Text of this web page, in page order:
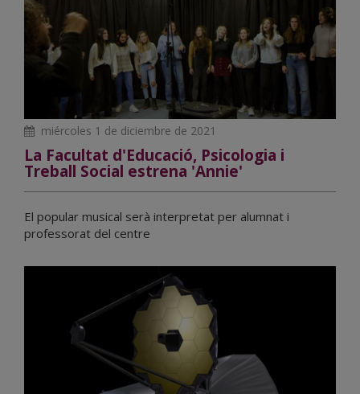
miércoles 1 de diciembre de 2021
La Facultat d'Educació, Psicologia i
Treball Social estrena 'Annie'
El popular musical serà interpretat per alumnat i
professorat del centre